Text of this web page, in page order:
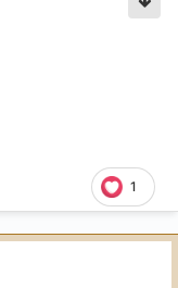
1